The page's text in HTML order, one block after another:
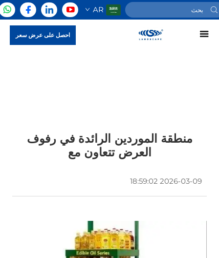
AR
احصل على عرض سعر
منطقة الموردين الرائدة في رفوف
العرض تتعاون مع
2026-03-09 18:59:02